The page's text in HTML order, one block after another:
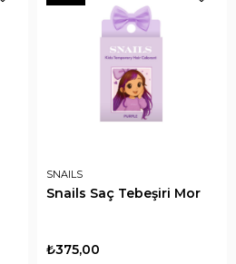
SNAILS
Snails Saç Tebeşiri Mor
₺375,00